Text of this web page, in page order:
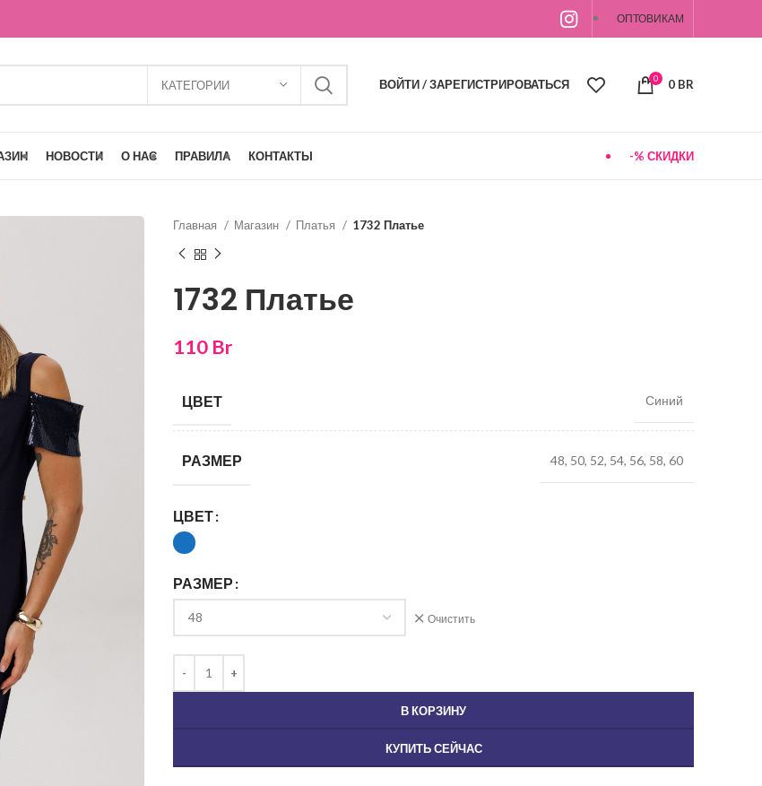
ОПТОВИКАМ
КАТЕГОРИИ ВОЙТИ / ЗАРЕГИСТРИРОВАТЬСЯ 0 0 BR
НОВОСТИ О НАС ПРАВИЛА КОНТАКТЫ -% СКИДКИ
Главная Магазин Платья 1732 Платье
1732 Платье
110 Br
ЦВЕТ Синий
РАЗМЕР 48, 50, 52, 54, 56, 58, 60
ЦВЕТ
РАЗМЕР
Очистить
В КОРЗИНУ
КУПИТЬ СЕЙЧАС